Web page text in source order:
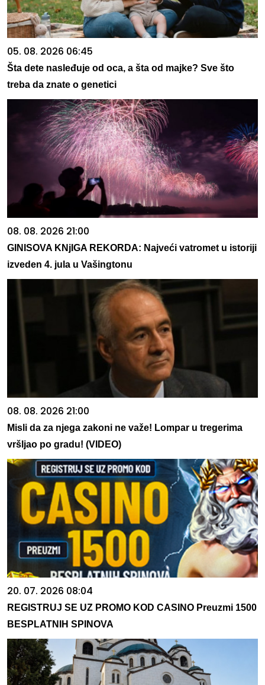
05. 08. 2026 06:45
Šta dete nasleđuje od oca, a šta od majke? Sve što
treba da znate o genetici
08. 08. 2026 21:00
GINISOVA KNjIGA REKORDA: Najveći vatromet u istoriji
izveden 4. jula u Vašingtonu
08. 08. 2026 21:00
Misli da za njega zakoni ne važe! Lompar u tregerima
vršljao po gradu! (VIDEO)
20. 07. 2026 08:04
REGISTRUJ SE UZ PROMO KOD CASINO Preuzmi 1500
BESPLATNIH SPINOVA